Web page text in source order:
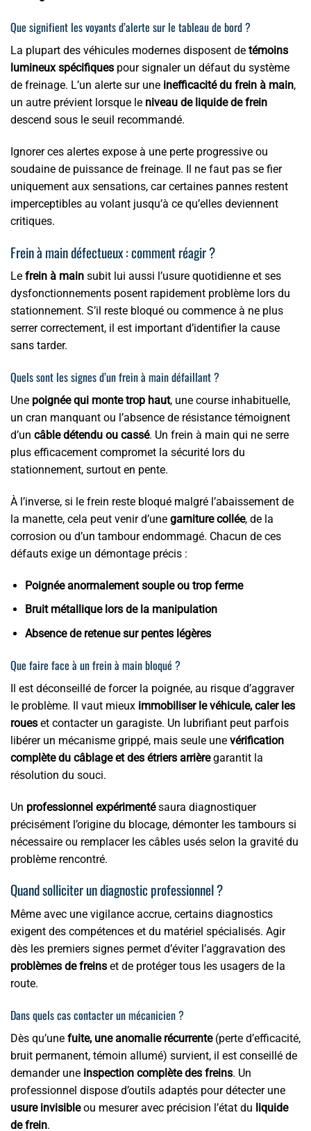
Que signifient les voyants d’alerte sur le tableau de bord ?
La plupart des véhicules modernes disposent de témoins
lumineux spécifiques pour signaler un défaut du système
de freinage. L’un alerte sur une inefficacité du frein à main,
un autre prévient lorsque le niveau de liquide de frein
descend sous le seuil recommandé.
Ignorer ces alertes expose à une perte progressive ou
soudaine de puissance de freinage. Il ne faut pas se fier
uniquement aux sensations, car certaines pannes restent
imperceptibles au volant jusqu’à ce qu’elles deviennent
critiques.
Frein à main défectueux : comment réagir ?
Le frein à main subit lui aussi l’usure quotidienne et ses
dysfonctionnements posent rapidement problème lors du
stationnement. S’il reste bloqué ou commence à ne plus
serrer correctement, il est important d’identifier la cause
sans tarder.
Quels sont les signes d’un frein à main défaillant ?
Une poignée qui monte trop haut, une course inhabituelle,
un cran manquant ou l’absence de résistance témoignent
d’un câble détendu ou cassé. Un frein à main qui ne serre
plus efficacement compromet la sécurité lors du
stationnement, surtout en pente.
À l’inverse, si le frein reste bloqué malgré l’abaissement de
la manette, cela peut venir d’une garniture collée, de la
corrosion ou d’un tambour endommagé. Chacun de ces
défauts exige un démontage précis :
Poignée anormalement souple ou trop ferme
Bruit métallique lors de la manipulation
Absence de retenue sur pentes légères
Que faire face à un frein à main bloqué ?
Il est déconseillé de forcer la poignée, au risque d’aggraver
le problème. Il vaut mieux immobiliser le véhicule, caler les
roues et contacter un garagiste. Un lubrifiant peut parfois
libérer un mécanisme grippé, mais seule une vérification
complète du câblage et des étriers arrièregarantit la
résolution du souci.
Un professionnel expérimentésaura diagnostiquer
précisément l’origine du blocage, démonter les tambours si
nécessaire ou remplacer les câbles usés selon la gravité du
problème rencontré.
Quand solliciter un diagnostic professionnel ?
Même avec une vigilance accrue, certains diagnostics
exigent des compétences et du matériel spécialisés. Agir
dès les premiers signes permet d’éviter l’aggravation des
problèmes de freins et de protéger tous les usagers de la
route.
Dans quels cas contacter un mécanicien ?
Dès qu’une fuite, une anomalie récurrente(perte d’efficacité,
bruit permanent, témoin allumé) survient, il est conseillé de
demander une inspection complète des freins. Un
professionnel dispose d’outils adaptés pour détecter une
usure invisibleou mesurer avec précision l’état du liquide
de frein.